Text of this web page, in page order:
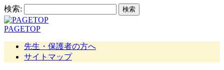
検索:
PAGETOP
先生・保護者の方へ
サイトマップ